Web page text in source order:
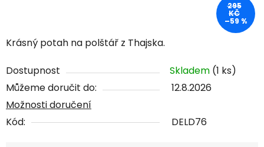
Krásný potah na polštář z Thajska.
Dostupnost Skladem (1 ks)
Můžeme doručit do:
12.8.2026
Možnosti doručení
Kód:
DELD76
295
KČ
–59 %